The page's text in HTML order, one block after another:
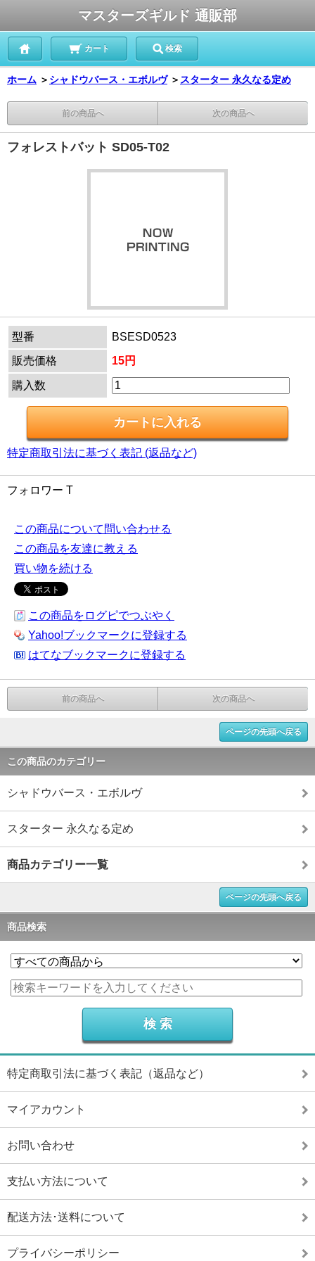
マスターズギルド 通販部
カート 検索
ホーム ＞ シャドウバース・エボルヴ ＞ スターター 永久なる定め
前の商品へ 次の商品へ
フォレストバット SD05-T02
型番
BSESD0523
販売価格
15円
購入数
特定商取引法に基づく表記 (返品など)
フォロワー T
この商品について問い合わせる
この商品を友達に教える
買い物を続ける
この商品をログピでつぶやく
Yahoo!ブックマークに登録する
はてなブックマークに登録する
前の商品へ 次の商品へ
ページの先頭へ戻る
この商品のカテゴリー
シャドウバース・エボルヴ
スターター 永久なる定め
商品カテゴリー一覧
ページの先頭へ戻る
商品検索
特定商取引法に基づく表記（返品など）
マイアカウント
お問い合わせ
支払い方法について
配送方法･送料について
プライバシーポリシー